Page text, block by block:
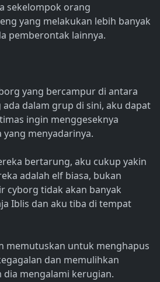
sekelompok orang
yang melakukan lebih banyak
pemberontak lainnya.
yang bercampur di antara
dalam grup di sini, aku dapat
ingin menggeseknya
menyadarinya.
bertarung, aku cukup yakin
adalah elf biasa, bukan
cyborg tidak akan banyak
Iblis dan aku tiba di tempat
memutuskan untuk menghapus
dan memulihkan
dia mengalami kerugian.